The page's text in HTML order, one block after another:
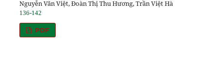
Nguyễn Văn Việt, Đoàn Thị Thu Hương, Trần Việt Hà
136-142
PDF